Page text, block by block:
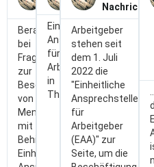
nachrichten
Beratung
bei
Fragen
zur
Beschäftigung
von
Menschen
mit
Behinderung
Einheitliche
Einheitliche
Ansprechstellen
für
Arbeitgeber
in
Thüringen
Arbeitgeber
stehen seit
dem 1. Juli
2022 die
"Einheitliche
Ansprechstellen
für
Arbeitgeber
(EAA)" zur
Seite, um die